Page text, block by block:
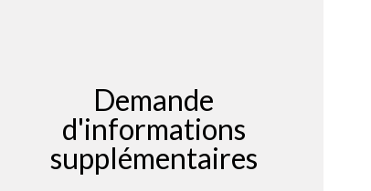
Demande
d'informations
supplémentaires